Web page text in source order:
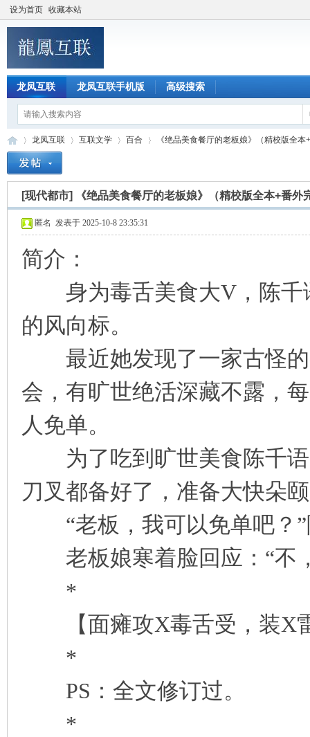
设为首页 收藏本站
龙凤互联 龙凤互联手机版 高级搜索
龙凤互联
›
互联文学
›
百合
›
《绝品美食餐厅的老板娘》（精校版全本
[现代都市] 《绝品美食餐厅的老板娘》（精校版全本+番外
匿名 发表于 2025-10-8 23:35:31
简介：
身为毒舌美食大V，陈千
的风向标。
最近她发现了一家古怪的
会，有旷世绝活深藏不露，
人免单。
为了吃到旷世美食陈千语
刀叉都备好了，准备大快朵
“老板，我可以免单吧？”
老板娘寒着脸回应：“不
*
【面瘫攻X毒舌受，装X
*
PS：全文修订过。
*